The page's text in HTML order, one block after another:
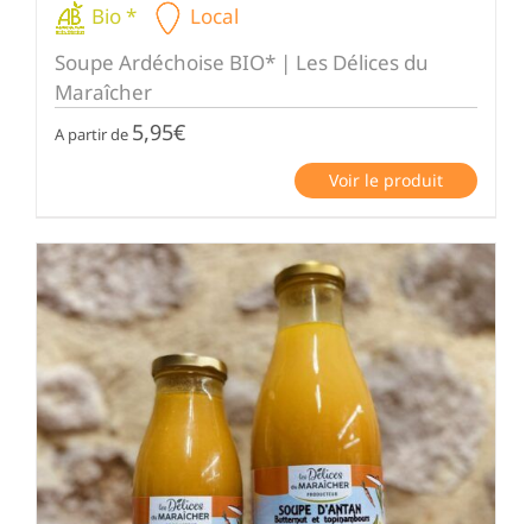
Bio *
Local
Soupe Ardéchoise BIO* | Les Délices du
Maraîcher
A partir de 5,95€
Voir le produit